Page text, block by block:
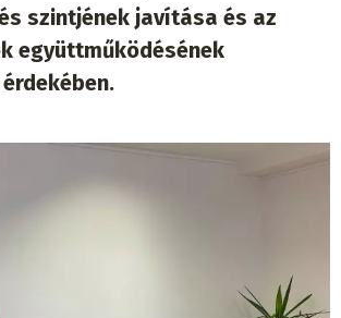
szintjének javítása és az
együttműködésének